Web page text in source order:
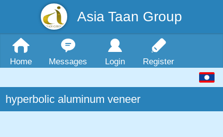
Asia Taan Group
Home Messages Login Register
hyperbolic aluminum veneer